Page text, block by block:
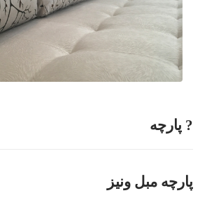
? پارچه
پارچه مبل ونیز